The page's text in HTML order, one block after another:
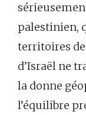
palestinien,
territoires de
d’Israël ne
la donne
l’équilibre